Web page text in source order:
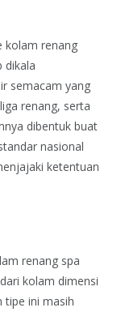
kolam renang
dikala
semacam yang
renang, serta
dibentuk buat
nasional
ketentuan
renang spa
kolam dimensi
tipe ini masih